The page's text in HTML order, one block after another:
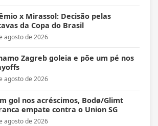
x Mirassol: Decisão pelas
da Copa do Brasil
agosto de 2026
Zagreb goleia e põe um pé nos
agosto de 2026
gol nos acréscimos, Bodø/Glimt
empate contra o Union SG
agosto de 2026